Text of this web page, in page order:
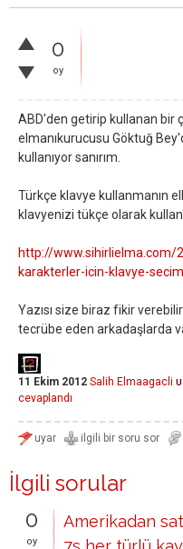
0
oy
ABD'den getirip kullanan bir
elmanıkurucusu Göktuğ
kullanıyor sanırım.
Türkçe klavye kullanmanın
klavyenizi tükçe olarak
http://
karakterler-icin-klavye-
Yazısı size biraz fikir
tecrübe eden arkadaşlarda
11 Ekim 2012 Salih Elmaagacli
cevaplandı
İlgili sorular
0
oy
Amerikadan